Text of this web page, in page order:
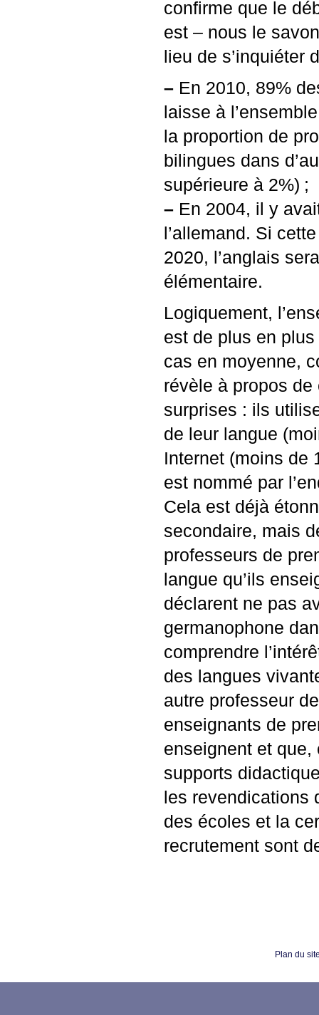
confirme que le
est – nous le
lieu de s’inquiéter
– En 2010, 89%
laisse à
la proportion de
bilingues dans
supérieure à 2%) ;
– En 2004, il y
l’allemand. Si
2020, l’anglais
élémentaire.
Logiquement,
est de plus en
cas en moyenne,
révèle à propos
surprises : ils
de leur langue
Internet (moins de
est nommé par
Cela est déjà
secondaire, mais
professeurs de
langue qu’ils
déclarent ne pas
germanophone
comprendre
des langues
autre professeur
enseignants de
enseignent et que,
supports
les revendications
des écoles et la
recrutement sont
Plan du